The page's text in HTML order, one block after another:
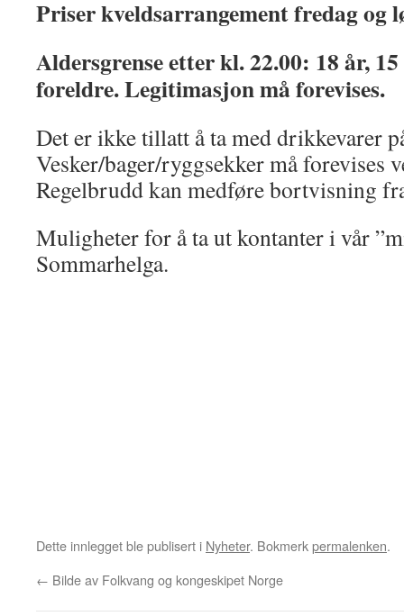
Priser kveldsarrangement fredag og
Aldersgrense etter kl. 22.00: 18 år,
foreldre. Legitimasjon må forevises.
Det er ikke tillatt å ta med drikkevarer
Vesker/bager/ryggsekker må forevises
Regelbrudd kan medføre bortvisning
Muligheter for å ta ut kontanter i vår
Sommarhelga.
Dette innlegget ble publisert i Nyheter. Bokmerkpermalenken.
← Bilde av Folkvang og kongeskipet Norge